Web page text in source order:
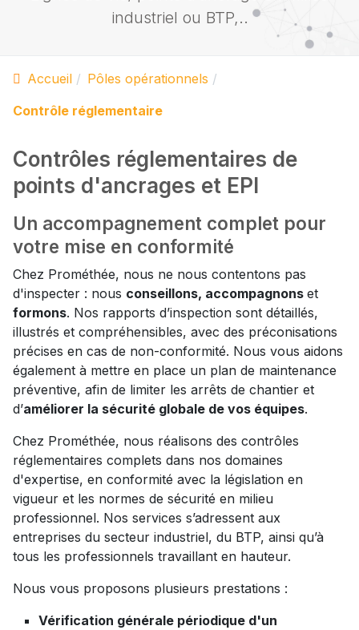
industriel ou BTP,..
Accueil
Pôles opérationnels
Contrôle réglementaire
Contrôles réglementaires de
points d'ancrages et EPI
Un accompagnement complet pour
votre mise en conformité
Chez Prométhée, nous ne nous contentons pas
d'inspecter : nous conseillons, accompagnons et
formons. Nos rapports d’inspection sont détaillés,
illustrés et compréhensibles, avec des préconisations
précises en cas de non-conformité. Nous vous aidons
également à mettre en place un plan de maintenance
préventive, afin de limiter les arrêts de chantier et
d’améliorer la sécurité globale de vos équipes.
Chez Prométhée, nous réalisons des contrôles
réglementaires complets dans nos domaines
d'expertise, en conformité avec la législation en
vigueur et les normes de sécurité en milieu
professionnel. Nos services s’adressent aux
entreprises du secteur industriel, du BTP, ainsi qu’à
tous les professionnels travaillant en hauteur.
Nous vous proposons plusieurs prestations :
Vérification générale périodique d'un